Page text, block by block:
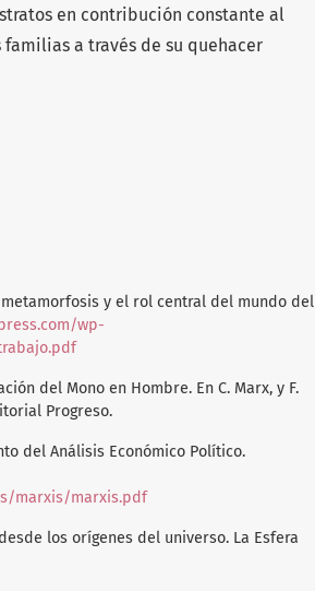
en contribución constante al
a través de su quehacer
metamorfosis y el rol central del mundo del
wp-
del Mono en Hombre. En C. Marx, y F.
Progreso.
del Análisis Económico Político.
marxis/marxis.pdf
los orígenes del universo. La Esfera